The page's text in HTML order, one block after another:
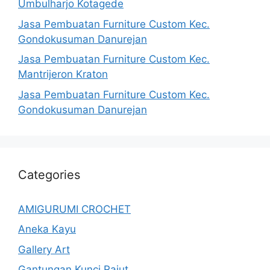
Umbulharjo Kotagede
Jasa Pembuatan Furniture Custom Kec.
Gondokusuman Danurejan
Jasa Pembuatan Furniture Custom Kec.
Mantrijeron Kraton
Jasa Pembuatan Furniture Custom Kec.
Gondokusuman Danurejan
Categories
AMIGURUMI CROCHET
Aneka Kayu
Gallery Art